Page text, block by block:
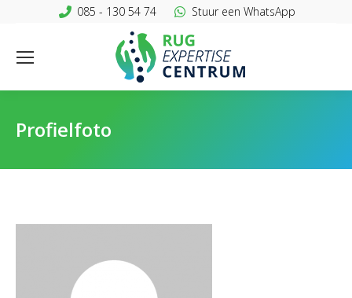
085 - 130 54 74 Stuur een WhatsApp
Profielfoto